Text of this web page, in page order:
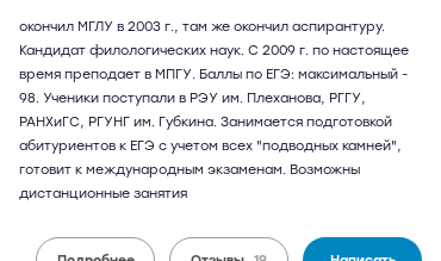
окончил МГЛУ в 2003 г., там же окончил аспирантуру.
Кандидат филологических наук. С 2009 г. по настоящее
время преподает в МПГУ. Баллы по ЕГЭ: максимальный -
98. Ученики поступали в РЭУ им. Плеханова, РГГУ,
РАНХиГС, РГУНГ им. Губкина. Занимается подготовкой
абитуриентов к ЕГЭ с учетом всех "подводных камней",
готовит к международным экзаменам. Возможны
дистанционные занятия